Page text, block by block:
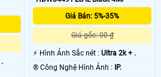
Giá Bán: 5%-35%
Giá gốc: 00 ₫
️⚡ Hình Ảnh Sắc nét :Ultra 2k + .
®️ Công Nghệ Hình Ảnh :
IP.